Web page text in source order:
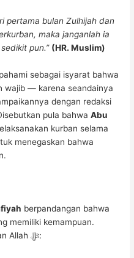
pertama bulan Zulhijah dan
maka janganlah ia
pun.” (HR. Muslim)
sebagai isyarat bahwa
wajib — karena seandainya
pula bahwaAbu
kurban selama
menegaskan bahwa
berpandangan bahwa
memiliki kemampuan.
Mereka berlandaskan pada firman Allah ﷻ: